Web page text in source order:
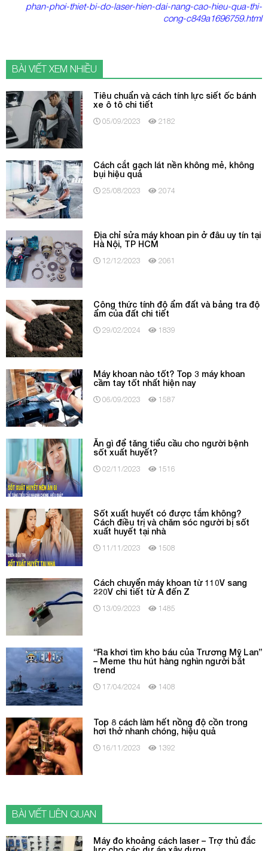
phan-phoi-thiet-bi-do-laser-hien-dai-nang-cao-hieu-qua-thi-
cong-c849a1696759.html
BÀI VIẾT XEM NHIỀU
Tiêu chuẩn và cách tính lực siết ốc bánh
xe ô tô chi tiết
05/09/2023 2182
Cách cắt gạch lát nền không mẻ, không
bụi hiệu quả
25/08/2023 2074
Địa chỉ sửa máy khoan pin ở đâu uy tín tại
Hà Nội, TP HCM
12/12/2023 2061
Công thức tính độ ẩm đất và bảng tra độ
ẩm của đất chi tiết
29/02/2024 1839
Máy khoan nào tốt? Top 3 máy khoan
cầm tay tốt nhất hiện nay
06/09/2023 1587
Ăn gì để tăng tiểu cầu cho người bệnh
sốt xuất huyết?
02/11/2023 1516
Sốt xuất huyết có được tắm không?
Cách điều trị và chăm sóc người bị sốt
xuất huyết tại nhà
11/11/2023 1508
Cách chuyển máy khoan từ 110V sang
220V chi tiết từ A đến Z
13/09/2023 1485
“Ra khơi tìm kho báu của Trương Mỹ Lan”
– Meme thu hút hàng nghìn người bắt
trend
17/04/2024 1408
Top 8 cách làm hết nồng độ cồn trong
hơi thở nhanh chóng, hiệu quả
16/11/2023 1392
BÀI VIẾT LIÊN QUAN
Máy đo khoảng cách laser – Trợ thủ đắc